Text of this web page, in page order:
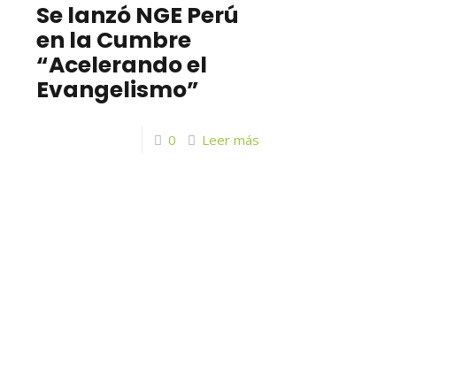
Se lanzó NGE Perú
en la Cumbre
“Acelerando el
Evangelismo”
0 Leer más